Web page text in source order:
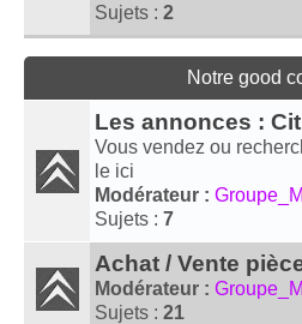
Sujets : 2
Notre good
Les annonces :
Vous vendez ou
le ici
Modérateur :
Sujets : 7
Achat / Vente
Modérateur :
Sujets : 21